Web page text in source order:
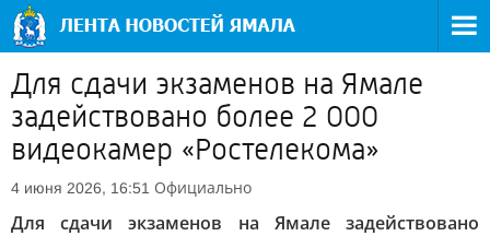
Для сдачи экзаменов на Ямале
задействовано более 2 000
видеокамер «Ростелекома»
4 июня 2026, 16:51 Официально
Для сдачи экзаменов на Ямале задействовано